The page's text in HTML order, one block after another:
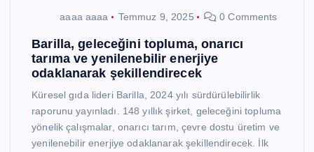
aaaa aaaa Temmuz 9, 2025 0 Comments
Barilla, geleceğini topluma, onarıcı
tarıma ve yenilenebilir enerjiye
odaklanarak şekillendirecek
Küresel gıda lideri Barilla, 2024 yılı sürdürülebilirlik
raporunu yayınladı. 148 yıllık şirket, geleceğini topluma
yönelik çalışmalar, onarıcı tarım, çevre dostu üretim ve
yenilenebilir enerjiye odaklanarak şekillendirecek. İlk